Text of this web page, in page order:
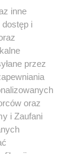
i
sposób (w
polu
w Internecie
lub
prawa, tzn.
może być ścigane
inne
i
przez
oraz
i Zaufani